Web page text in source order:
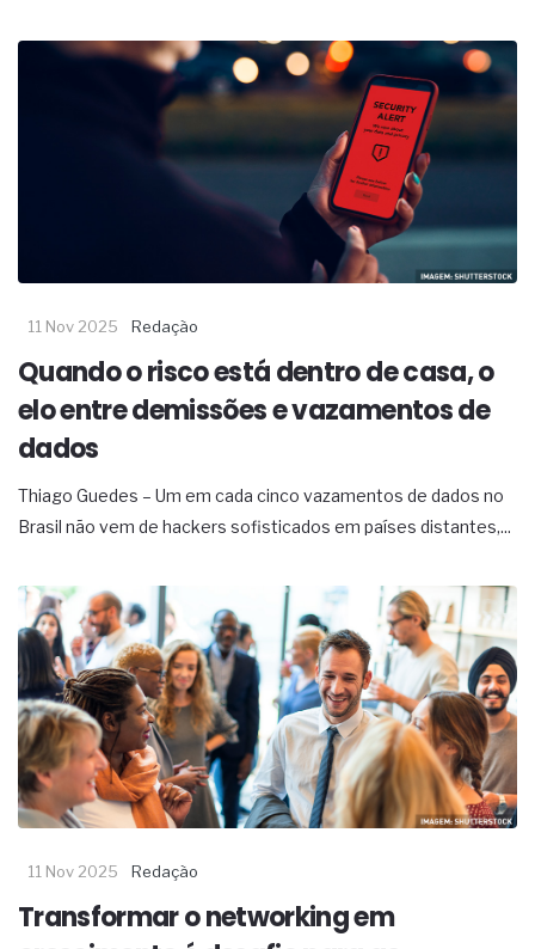
11 Nov 2025 Redação
Quando o risco está dentro de casa, o
elo entre demissões e vazamentos de
dados
Thiago Guedes – Um em cada cinco vazamentos de dados no
Brasil não vem de hackers sofisticados em países distantes,...
11 Nov 2025 Redação
Transformar o networking em